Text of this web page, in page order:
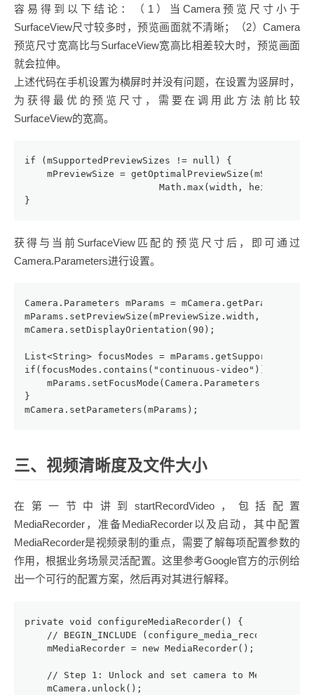
容易得到以下结论：（1）当Camera预览尺寸小于
SurfaceView尺寸较多时，预览画面就不清晰；（2）Camera
预览尺寸宽高比与SurfaceView宽高比相差较大时，预览画面
就会拉伸。
上述代码在手机设置为横屏时并没有问题，在设置为竖屏时，
为获得最优的预览尺寸，需要在调用此方法前比较
SurfaceView的宽高。
if (mSupportedPreviewSizes != null) {
mPreviewSize =
Math.max(width, height),
}
获得与当前SurfaceView匹配的预览尺寸后，即可通过
Camera.Parameters进行设置。
Camera.Parameters mParams =
mParams.setPreviewSize(mPreviewSize.width,
mCamera.setDisplayOrientation(90);
List<String> focusModes =
if(focusModes.contains("continuous-video")){
}
mCamera.setParameters(mParams);
三、视频清晰度及文件大小
在第一节中讲到startRecordVideo，包括配置
MediaRecorder，准备MediaRecorder以及启动，其中配置
MediaRecorder是视频录制的重点，需要了解每项配置参数的
作用，根据业务场景灵活配置。这里参考Google官方的示例给
出一个可行的配置方案，然后再对其进行解释。
private void configureMediaRecorder() {
    // BEGIN_INCLUDE (configure_media_recorder)
    mMediaRecorder = new MediaRecorder();
// Step 1: Unlock and set camera to
    mCamera.unlock();